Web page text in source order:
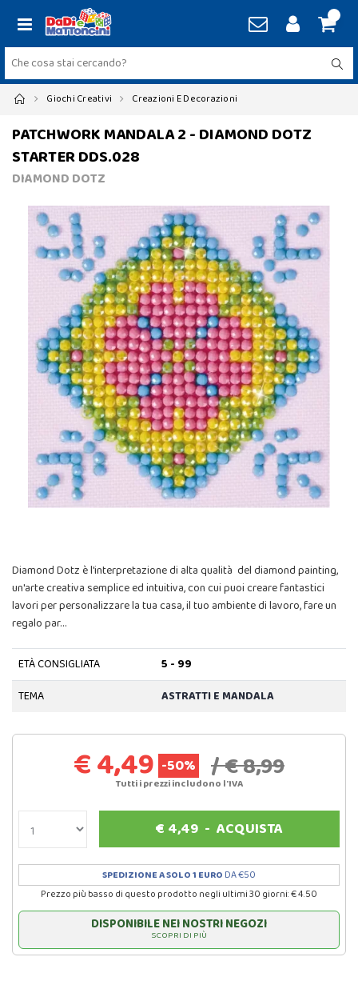
Giochi Creativi Creazioni E Decorazioni
PATCHWORK MANDALA 2 - DIAMOND DOTZ
STARTER DDS.028
DIAMOND DOTZ
Diamond Dotz è l'interpretazione di alta qualità del diamond painting,
un'arte creativa semplice ed intuitiva, con cui puoi creare fantastici
lavori per personalizzare la tua casa, il tuo ambiente di lavoro, fare un
regalo par…
ETÀ CONSIGLIATA
5 - 99
TEMA
ASTRATTI E MANDALA
€ 4,49 -50% / € 8,99
Tutti i prezzi includono l'IVA
€ 4,49 -ACQUISTA
SPEDIZIONE A SOLO 1 EURO DA €50
Prezzo più basso di questo prodotto negli ultimi 30 giorni: € 4.50
DISPONIBILE NEI NOSTRI NEGOZI
SCOPRI DI PIÙ